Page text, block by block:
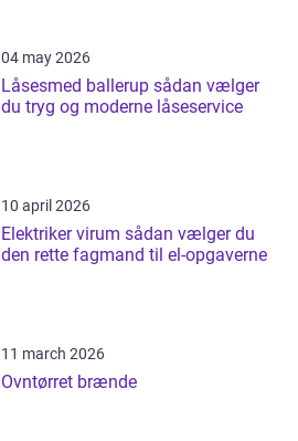
04 may 2026
Låsesmed ballerup sådan vælger
du tryg og moderne låseservice
10 april 2026
Elektriker virum sådan vælger du
den rette fagmand til el-opgaverne
11 march 2026
Ovntørret brænde